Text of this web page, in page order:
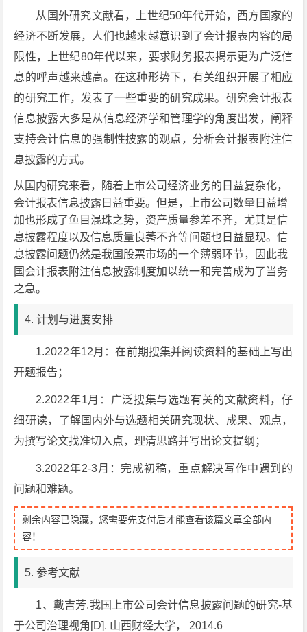
从国外研究文献看，上世纪50年代开始，西方国家的
经济不断发展，人们也越来越意识到了会计报表内容的局
限性，上世纪80年代以来，要求财务报表揭示更为广泛信
息的呼声越来越高。在这种形势下，有关组织开展了相应
的研究工作，发表了一些重要的研究成果。研究会计报表
信息披露大多是从信息经济学和管理学的角度出发，阐释
支持会计信息的强制性披露的观点，分析会计报表附注信
息披露的方式。
从国内研究来看，随着上市公司经济业务的日益复杂化，
会计报表信息披露日益重要。但是，上市公司数量日益增
加也形成了鱼目混珠之势，资产质量参差不齐，尤其是信
息披露程度以及信息质量良莠不齐等问题也日益显现。信
息披露问题仍然是我国股票市场的一个薄弱环节，因此我
国会计报表附注信息披露制度加以统一和完善成为了当务
之急。
4. 计划与进度安排
1.2022年12月：在前期搜集并阅读资料的基础上写出
开题报告；
2.2022年1月：广泛搜集与选题有关的文献资料，仔
细研读，了解国内外与选题相关研究现状、成果、观点，
为撰写论文找准切入点，理清思路并写出论文提纲；
3.2022年2-3月：完成初稿，重点解决写作中遇到的
问题和难题。
剩余内容已隐藏，您需要先支付后才能查看该篇文章全部内
容！
5. 参考文献
1、戴吉芳.我国上市公司会计信息披露问题的研究-基
于公司治理视角[D]. 山西财经大学， 2014.6